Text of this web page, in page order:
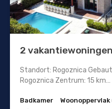
2
Standort: Rogoznica
Rogoznica Zentrum: 15 km…
Badkamer
Woonoppervlak